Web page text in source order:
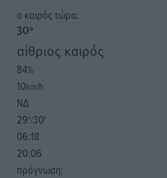
o καιρός τώρα:
30°
αίθριος καιρός
84%
10km/h
ΝΔ
29°/30°
06:18
20:06
πρόγνωση: